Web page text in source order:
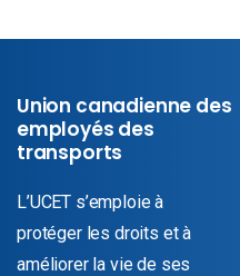
Union canadienne des
employés des
transports
L’UCET s’emploie à
protéger les droits et à
améliorer la vie de ses